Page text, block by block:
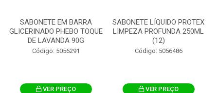
SABONETE EM BARRA
GLICERINADO PHEBO TOQUE
DE LAVANDA 90G
Código: 5056291
VER PREÇO
SABONETE LÍQUIDO PROTEX
LIMPEZA PROFUNDA 250ML
(12)
Código: 5056486
VER PREÇO